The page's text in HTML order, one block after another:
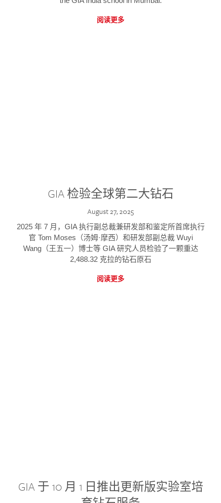
阅读更多
GIA 检验全球第二大钻石
August 27, 2025
2025 年 7 月，GIA 执行副总裁兼研发部和鉴定所首席执行
官 Tom Moses（汤姆·摩西）和研发部副总裁 Wuyi
Wang（王五一）博士等 GIA 研究人员检验了一颗重达
2,488.32 克拉的钻石原石
阅读更多
GIA 于 10 月 1 日推出更新版实验室培